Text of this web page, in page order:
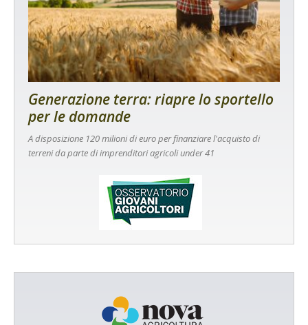
Generazione terra: riapre lo sportello
per le domande
A disposizione 120 milioni di euro per finanziare l'acquisto di
terreni da parte di imprenditori agricoli under 41